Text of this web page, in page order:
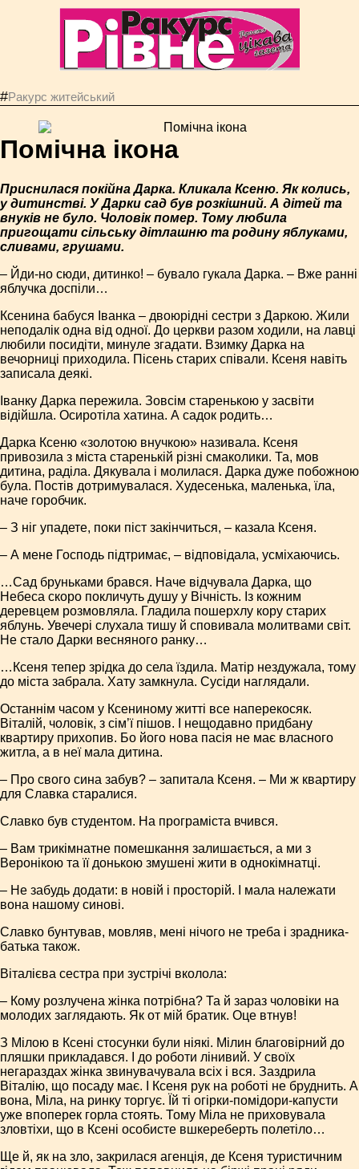
#Ракурс житейський
Помічна ікона
Приснилася покійна Дарка. Кликала Ксеню. Як колись,
у дитинстві. У Дарки сад був розкішний. А дітей та
внуків не було. Чоловік помер. Тому любила
пригощати сільську дітлашню та родину яблуками,
сливами, грушами.
– Йди-но сюди, дитинко! – бувало гукала Дарка. – Вже ранні
яблучка доспіли…
Ксенина бабуся Іванка – двоюрідні сестри з Даркою. Жили
неподалік одна від одної. До церкви разом ходили, на лавці
любили посидіти, минуле згадати. Взимку Дарка на
вечорниці приходила. Пісень старих співали. Ксеня навіть
записала деякі.
Іванку Дарка пережила. Зовсім старенькою у засвіти
відійшла. Осиротіла хатина. А садок родить…
Дарка Ксеню «золотою внучкою» називала. Ксеня
привозила з міста старенькій різні смаколики. Та, мов
дитина, раділа. Дякувала і молилася. Дарка дуже побожною
була. Постів дотримувалася. Худесенька, маленька, їла,
наче горобчик.
– З ніг упадете, поки піст закінчиться, – казала Ксеня.
– А мене Господь підтримає, – відповідала, усміхаючись.
…Сад бруньками брався. Наче відчувала Дарка, що
Небеса скоро покличуть душу у Вічність. Із кожним
деревцем розмовляла. Гладила пошерхлу кору старих
яблунь. Увечері слухала тишу й сповивала молитвами світ.
Не стало Дарки весняного ранку…
…Ксеня тепер зрідка до села їздила. Матір нездужала, тому
до міста забрала. Хату замкнула. Сусіди наглядали.
Останнім часом у Ксениному житті все наперекосяк.
Віталій, чоловік, з сім’ї пішов. І нещодавно придбану
квартиру прихопив. Бо його нова пасія не має власного
житла, а в неї мала дитина.
– Про свого сина забув? – запитала Ксеня. – Ми ж квартиру
для Славка старалися.
Славко був студентом. На програміста вчився.
– Вам трикімнатне помешкання залишається, а ми з
Веронікою та її донькою змушені жити в однокімнатці.
– Не забудь додати: в новій і просторій. І мала належати
вона нашому синові.
Славко бунтував, мовляв, мені нічого не треба і зрадника-
батька також.
Віталієва сестра при зустрічі вколола:
– Кому розлучена жінка потрібна? Та й зараз чоловіки на
молодих заглядають. Як от мій братик. Оце втнув!
З Мілою в Ксені стосунки були ніякі. Мілин благовірний до
пляшки прикладався. І до роботи лінивий. У своїх
негараздах жінка звинувачувала всіх і вся. Заздрила
Віталію, що посаду має. І Ксеня рук на роботі не бруднить. А
вона, Міла, на ринку торгує. Їй ті огірки-помідори-капусти
уже впоперек горла стоять. Тому Міла не приховувала
зловтіхи, що в Ксені особисте вшкереберть полетіло…
Ще й, як на зло, закрилася агенція, де Ксеня туристичним